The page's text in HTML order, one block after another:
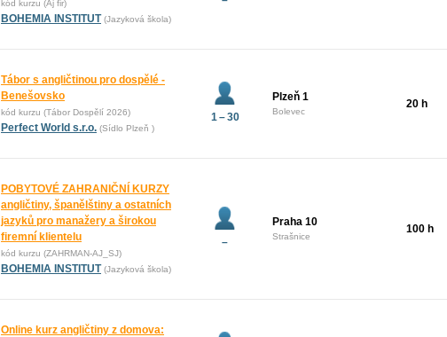
kód kurzu (Aj fir)
BOHEMIA INSTITUT (Jazyková škola)
Tábor s angličtinou pro dospělé -
Benešovsko
kód kurzu (Tábor Dospělí 2026)
Perfect World s.r.o. (Sídlo Plzeň )
1 – 30
Plzeň 1
Bolevec
20 h
POBYTOVÉ ZAHRANIČNÍ KURZY
angličtiny, španělštiny a ostatních
jazyků pro manažery a širokou
firemní klientelu
kód kurzu (ZAHRMAN-AJ_SJ)
BOHEMIA INSTITUT (Jazyková škola)
–
Praha 10
Strašnice
100 h
Online kurz angličtiny z domova: